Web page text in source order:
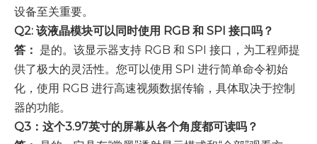
设备至关重要。
Q2: 该液晶模块可以同时使用 RGB 和 SPI 接口吗？
答： 是的。该显示器支持 RGB 和 SPI 接口，为工程师提
供了极大的灵活性。您可以使用 SPI 进行简单命令初始
化，使用 RGB 进行高速视频数据传输，具体取决于控制
器的功能。
Q3：这个3.97英寸的屏幕从各个角度都可读吗？